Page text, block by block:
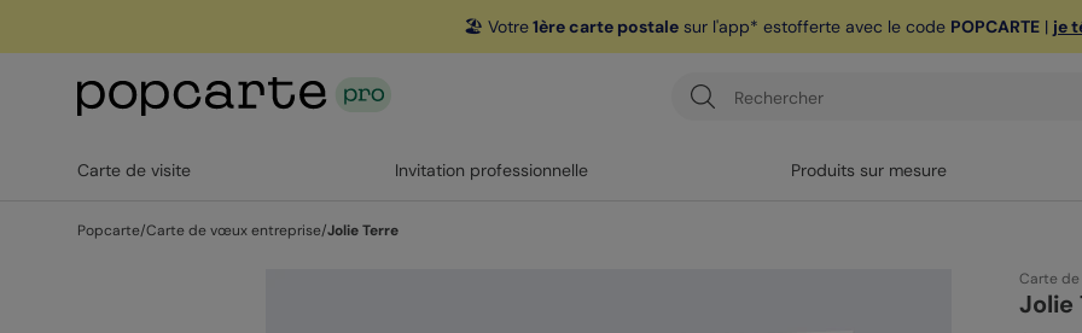
🏖️ Votre1ère carte postalesur l'app* estofferte avec le code POPCARTE| je
Carte de visite Invitation professionnelle Produits sur mesure
Popcarte/Carte de vœux entreprise/Jolie Terre
Carte
Jolie